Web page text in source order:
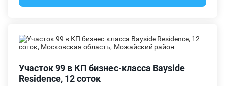
Участок 99 в КП бизнес-класса Bayside
Residence, 12 соток